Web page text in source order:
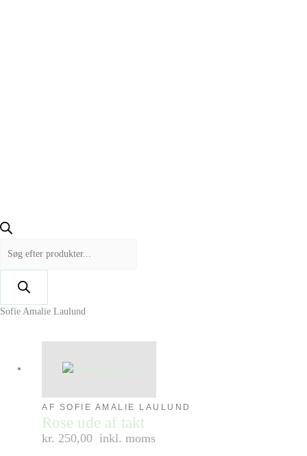
Sofie Amalie Laulund
AF SOFIE AMALIE LAULUND
Rose ude af takt
kr. 250,00 inkl. moms